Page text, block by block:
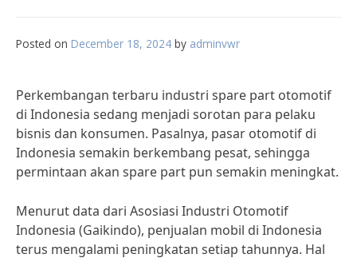
Posted on December 18, 2024 by adminvwr
Perkembangan terbaru industri spare part otomotif
di Indonesia sedang menjadi sorotan para pelaku
bisnis dan konsumen. Pasalnya, pasar otomotif di
Indonesia semakin berkembang pesat, sehingga
permintaan akan spare part pun semakin meningkat.
Menurut data dari Asosiasi Industri Otomotif
Indonesia (Gaikindo), penjualan mobil di Indonesia
terus mengalami peningkatan setiap tahunnya. Hal